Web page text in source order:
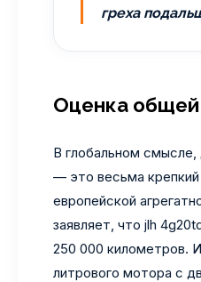
греха
Оценка
В глобальном смысле,
— это весьма
европейской
заявляет, что jlh
250 000 километров.
литрового мотора с